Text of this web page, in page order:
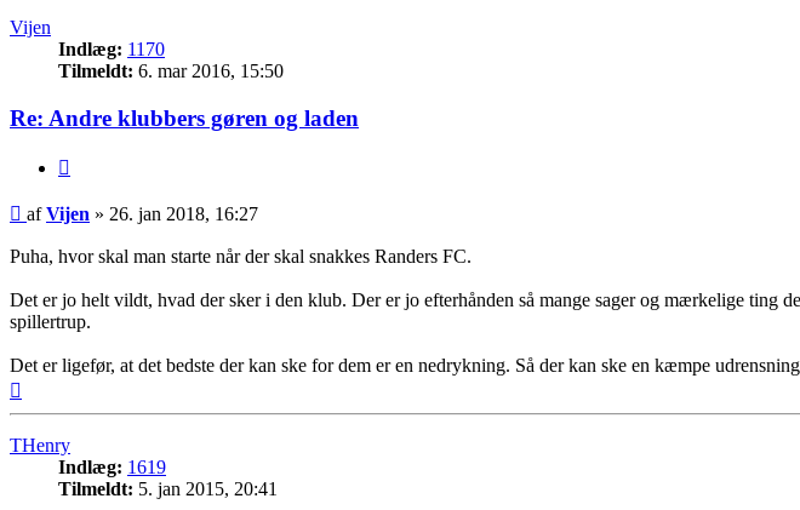
Vijen
Indlæg: 1170
Tilmeldt: 6. mar 2016, 15:50
Re: Andre klubbers gøren og laden
Indlæg
afVijen » 26. jan 2018, 16:27
Puha, hvor skal man starte når der skal snakkes Randers FC.
Det er jo helt vildt, hvad der sker i den klub. Der er jo efterhånden så mange sager og mærkelige ting
spillertrup.
Det er ligefør, at det bedste der kan ske for dem er en nedrykning. Så der kan ske en kæmpe
THenry
Indlæg: 1619
Tilmeldt: 5. jan 2015, 20:41